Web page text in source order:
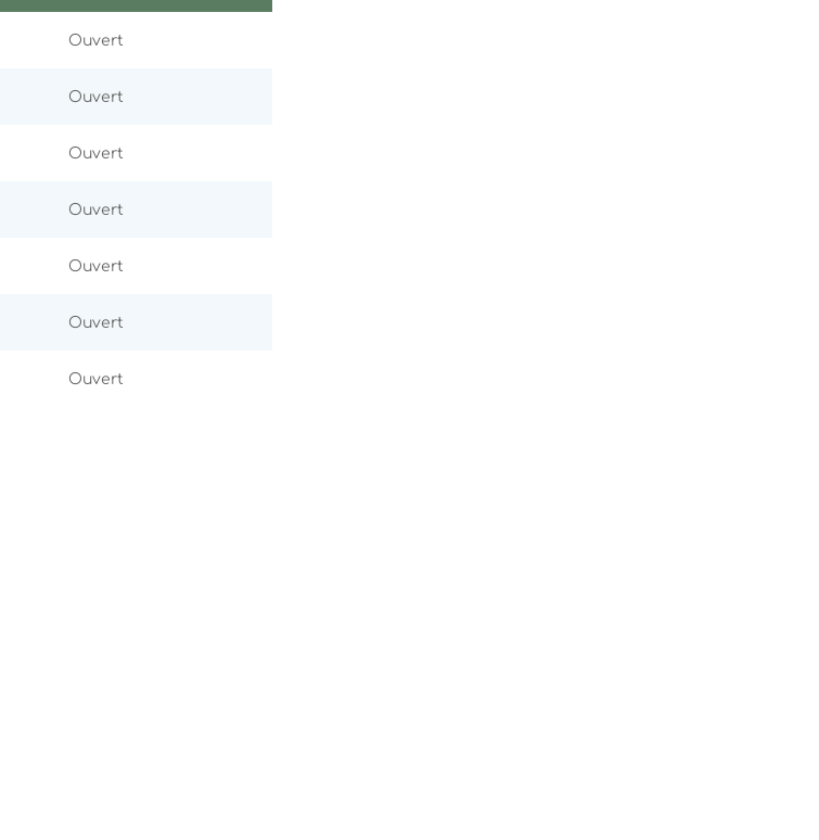
Ouvert
Ouvert
Ouvert
Ouvert
Ouvert
Ouvert
Ouvert